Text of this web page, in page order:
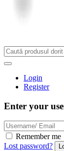
Login
Register
Enter your
Remember me
Lost password?